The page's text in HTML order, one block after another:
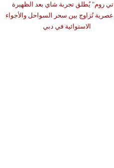
تي روم" يُطلق تجربة شاي بعد الظهيرة
عصرية تُزاوج بين سحر السواحل والأجواء
الاستوائية في دبي